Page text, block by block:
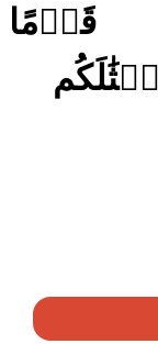
قَوۡمًا